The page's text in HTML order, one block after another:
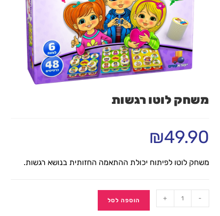
משחק לוטו רגשות
₪49.90
משחק לוטו לפיתוח יכולת ההתאמה החזותית בנושא רגשות.
-
+ הוספה לסל